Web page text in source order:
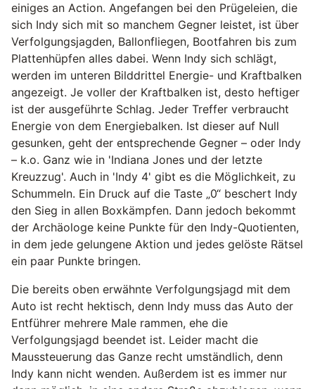
einiges an Action. Angefangen bei den Prügeleien, die
sich Indy sich mit so manchem Gegner leistet, ist über
Verfolgungsjagden, Ballonfliegen, Bootfahren bis zum
Plattenhüpfen alles dabei. Wenn Indy sich schlägt,
werden im unteren Bilddrittel Energie- und Kraftbalken
angezeigt. Je voller der Kraftbalken ist, desto heftiger
ist der ausgeführte Schlag. Jeder Treffer verbraucht
Energie von dem Energiebalken. Ist dieser auf Null
gesunken, geht der entsprechende Gegner – oder Indy
– k.o. Ganz wie in 'Indiana Jones und der letzte
Kreuzzug'. Auch in 'Indy 4' gibt es die Möglichkeit, zu
Schummeln. Ein Druck auf die Taste „0“ beschert Indy
den Sieg in allen Boxkämpfen. Dann jedoch bekommt
der Archäologe keine Punkte für den Indy-Quotienten,
in dem jede gelungene Aktion und jedes gelöste Rätsel
ein paar Punkte bringen.
Die bereits oben erwähnte Verfolgungsjagd mit dem
Auto ist recht hektisch, denn Indy muss das Auto der
Entführer mehrere Male rammen, ehe die
Verfolgungsjagd beendet ist. Leider macht die
Maussteuerung das Ganze recht umständlich, denn
Indy kann nicht wenden. Außerdem ist es immer nur